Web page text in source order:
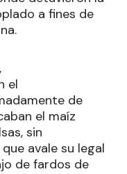
a fines de
el
de
el maíz
sin
avale su legal
de fardos de